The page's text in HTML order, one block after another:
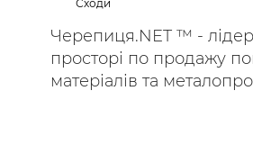
Сходи
Черепиця.NET ™ - лідер
просторі по продажу
матеріалів та